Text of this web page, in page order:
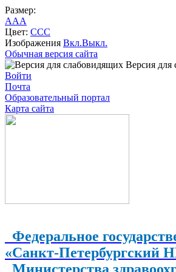
Размер:
AAA
Цвет: CCC
Изображения Вкл.Выкл.
Обычная версия сайта
Версия для
Войти
Почта
Образовательный портал
Карта сайта
Федеральное
«Санкт-Петербургский